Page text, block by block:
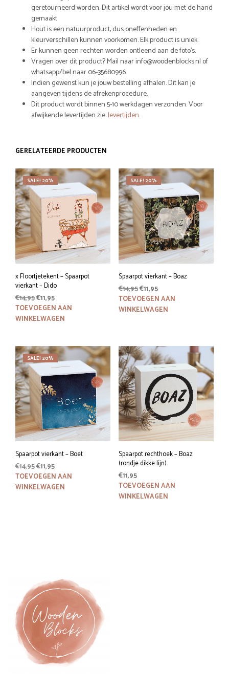
geretourneerd worden. Dit artikel wordt voor jou met de hand
gemaakt
Hout is een natuurproduct, dus oneffenheden en
kleurverschillen kunnen voorkomen. Elk product is uniek.
Er kunnen geen rechten worden ontleend aan de foto’s.
Vragen over dit product? Mail naar info@woodenblocks.nl of
whatsapp/bel naar 06-35680996.
Indien gewenst kun je jouw bestelling afhalen. Dit kan je
aangeven tijdens de afrekenprocedure.
Dit product wordt binnen 5-10 werkdagen verzonden. Voor
afwijkende levertijden zie:levertijden.
GERELATEERDE PRODUCTEN
SALE! 20%
x Floortjetekent – Spaarpot
vierkant – Dido
€14,95Oorspronkelijke
prijs
was:
€11,95Huidige
prijs
is:
TOEVOEGEN AAN
WINKELWAGEN
SALE! 20%
Spaarpot vierkant – Boaz
€14,95Oorspronkelijke
prijs
was:
€11,95Huidige
prijs
is:
TOEVOEGEN AAN
WINKELWAGEN
SALE! 20%
Spaarpot vierkant – Boet
€14,95Oorspronkelijke
prijs
was:
€11,95Huidige
prijs
is:
TOEVOEGEN AAN
WINKELWAGEN
Spaarpot rechthoek – Boaz
(rondje dikke lijn)
€11,95
TOEVOEGEN AAN
WINKELWAGEN